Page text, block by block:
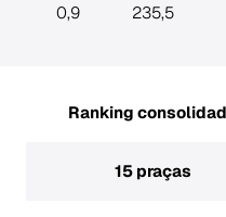
0,9 235,5
Ranking
15 praças